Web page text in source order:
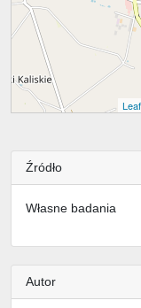
Źródło
Własne badania
Autor